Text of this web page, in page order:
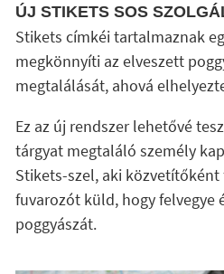
ÚJ STIKETS SOS
Stikets címkéi tartalmaznak
megkönnyíti az elveszett
megtalálását, ahová
Ez az új rendszer lehetővé
tárgyat megtaláló személy
Stikets-szel, aki
fuvarozót küld, hogy felvegye
poggyászát.